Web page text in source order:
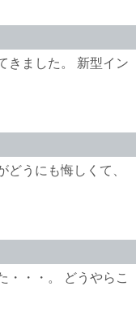
きました。 新型イン
うにも悔しくて、
・・・。 どうやらこ